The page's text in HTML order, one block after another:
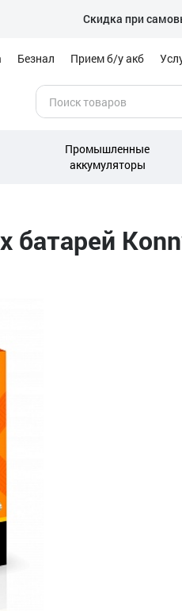
Скидка при
Безнал Прием б/у акб
Промышленные
аккумуляторы
батарей